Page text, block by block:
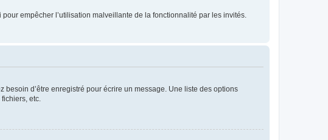
empêcher l’utilisation malveillante de la fonctionnalité par les invités.
d’être enregistré pour écrire un message. Une liste des options
etc.